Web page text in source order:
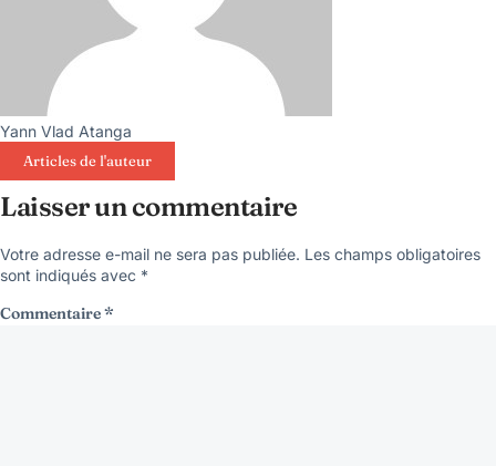
Yann Vlad Atanga
Articles de l'auteur
Laisser un commentaire
Votre adresse e-mail ne sera pas publiée. Les champs obligatoires
sont indiqués avec *
Commentaire*